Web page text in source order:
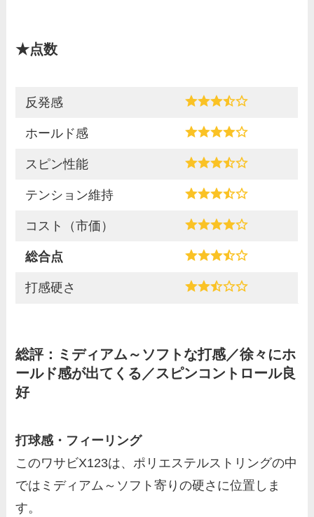
★点数
反発感
ホールド感
スピン性能
テンション維持
コスト（市価）
総合点
打感硬さ
総評：ミディアム～ソフトな打感／徐々にホ
ールド感が出てくる／スピンコントロール良
好
打球感・フィーリング
このワサビX123は、ポリエステルストリングの中
ではミディアム～ソフト寄りの硬さに位置しま
す。